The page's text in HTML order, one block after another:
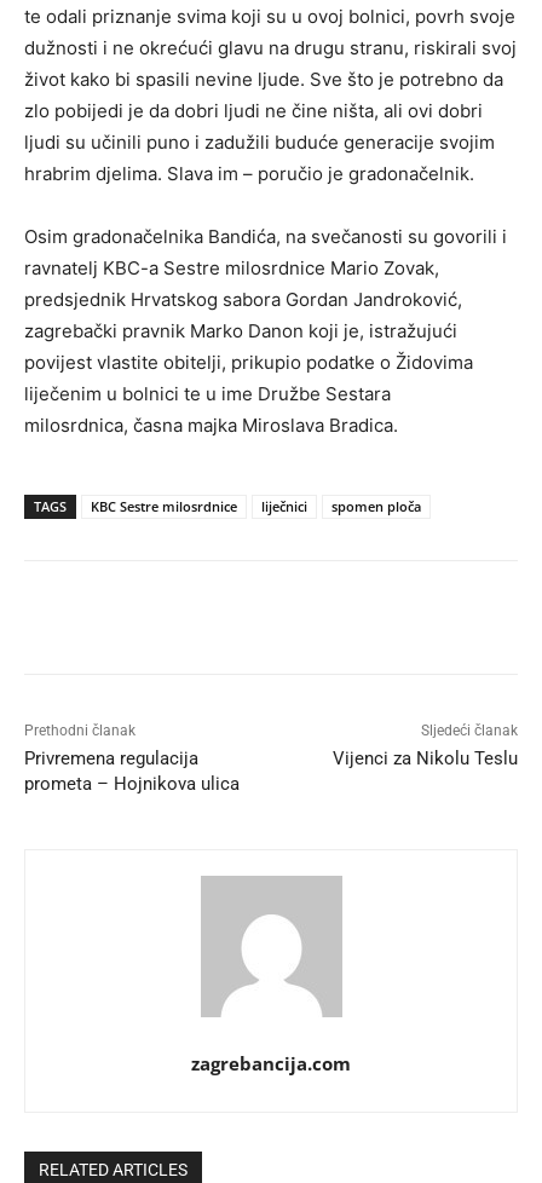
te odali priznanje svima koji su u ovoj bolnici, povrh svoje
dužnosti i ne okrećući glavu na drugu stranu, riskirali svoj
život kako bi spasili nevine ljude. Sve što je potrebno da
zlo pobijedi je da dobri ljudi ne čine ništa, ali ovi dobri
ljudi su učinili puno i zadužili buduće generacije svojim
hrabrim djelima. Slava im – poručio je gradonačelnik.
Osim gradonačelnika Bandića, na svečanosti su govorili i
ravnatelj KBC-a Sestre milosrdnice Mario Zovak,
predsjednik Hrvatskog sabora Gordan Jandroković,
zagrebački pravnik Marko Danon koji je, istražujući
povijest vlastite obitelji, prikupio podatke o Židovima
liječenim u bolnici te u ime Družbe Sestara
milosrdnica, časna majka Miroslava Bradica.
TAGS KBC Sestre milosrdnice liječnici spomen ploča
Prethodni članak
Privremena regulacija
prometa – Hojnikova ulica
Sljedeći članak
Vijenci za Nikolu Teslu
zagrebancija.com
RELATED ARTICLES